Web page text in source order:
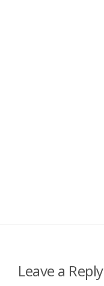
Leave a Reply